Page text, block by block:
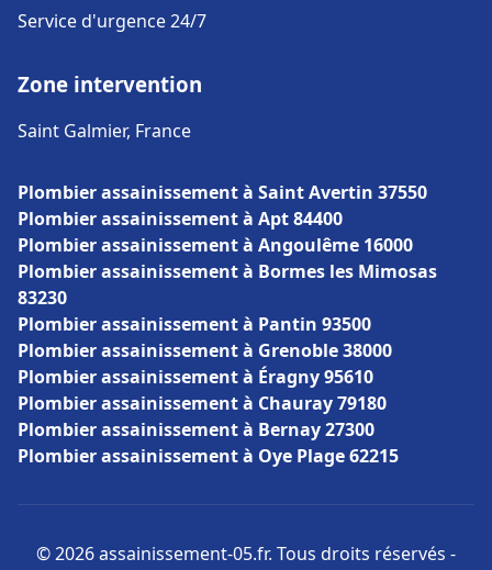
Service d'urgence 24/7
Zone intervention
Saint Galmier, France
Plombier assainissement à Saint Avertin 37550
Plombier assainissement à Apt 84400
Plombier assainissement à Angoulême 16000
Plombier assainissement à Bormes les Mimosas
83230
Plombier assainissement à Pantin 93500
Plombier assainissement à Grenoble 38000
Plombier assainissement à Éragny 95610
Plombier assainissement à Chauray 79180
Plombier assainissement à Bernay 27300
Plombier assainissement à Oye Plage 62215
© 2026 assainissement-05.fr. Tous droits réservés -